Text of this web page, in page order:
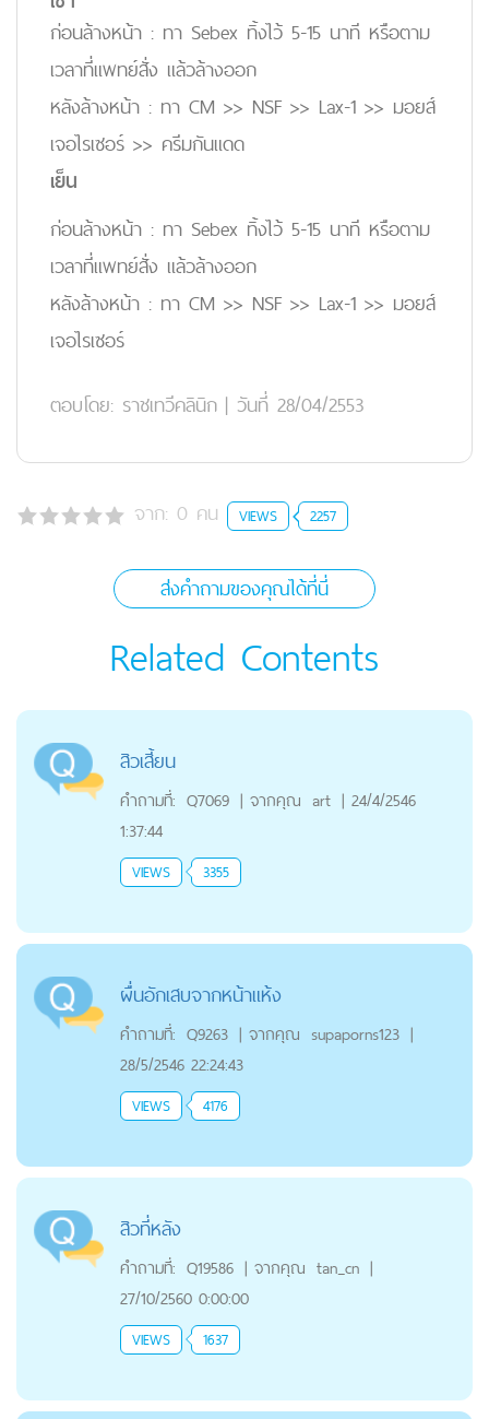
ก่อนล้างหน้า : ทา Sebex ทิ้งไว้ 5-15 นาที หรือตาม
เวลาที่แพทย์สั่ง แล้วล้างออก
หลังล้างหน้า : ทา CM >> NSF >> Lax-1 >> มอยส์
เจอไรเซอร์ >> ครีมกันแดด
เย็น
ก่อนล้างหน้า : ทา Sebex ทิ้งไว้ 5-15 นาที หรือตาม
เวลาที่แพทย์สั่ง แล้วล้างออก
หลังล้างหน้า : ทา CM >> NSF >> Lax-1 >> มอยส์
เจอไรเซอร์
ตอบโดย: ราชเทวีคลินิก | วันที่ 28/04/2553
จาก: 0 คน VIEWS 2257
ส่งคำถามของคุณได้ที่นี่
Related Contents
สิวเสี้ยน
คำถามที่: Q7069 | จากคุณ art | 24/4/2546
1:37:44
VIEWS 3355
ผื่นอักเสบจากหน้าแห้ง
คำถามที่: Q9263 | จากคุณ supaporns123 |
28/5/2546 22:24:43
VIEWS 4176
สิวที่หลัง
คำถามที่: Q19586 | จากคุณ tan_cn |
27/10/2560 0:00:00
VIEWS 1637